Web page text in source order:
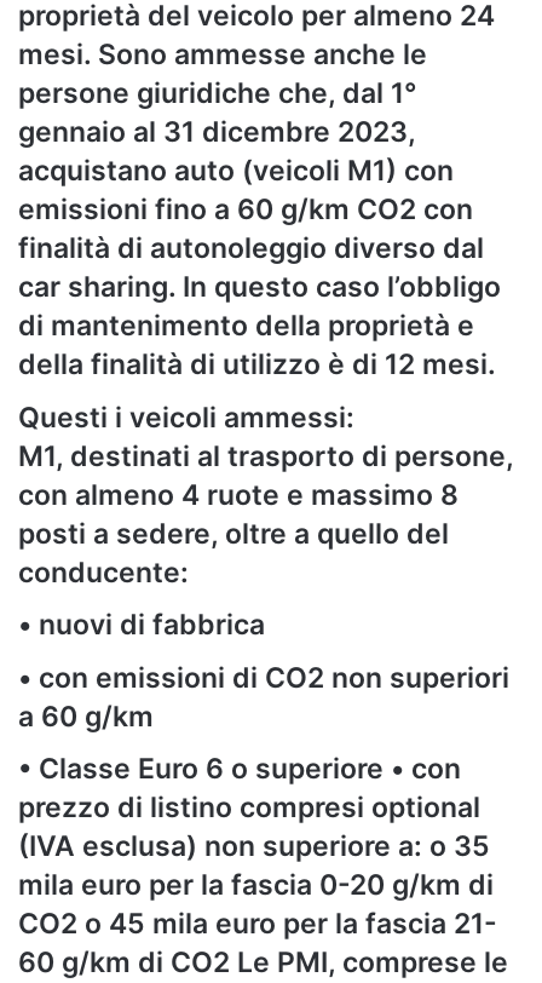
proprietà del veicolo per almeno 24
mesi. Sono ammesse anche le
persone giuridiche che, dal 1°
gennaio al 31 dicembre 2023,
acquistano auto (veicoli M1) con
emissioni fino a 60 g/km CO2 con
finalità di autonoleggio diverso dal
car sharing. In questo caso l’obbligo
di mantenimento della proprietà e
della finalità di utilizzo è di 12 mesi.
Questi i veicoli ammessi:
M1, destinati al trasporto di persone,
con almeno 4 ruote e massimo 8
posti a sedere, oltre a quello del
conducente:
• nuovi di fabbrica
• con emissioni di CO2 non superiori
a 60 g/km
• Classe Euro 6 o superiore • con
prezzo di listino compresi optional
(IVA esclusa) non superiore a: o 35
mila euro per la fascia 0-20 g/km di
CO2 o 45 mila euro per la fascia 21-
60 g/km di CO2 Le PMI, comprese le